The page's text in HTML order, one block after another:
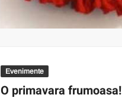
Evenimente
O primavara frumoasa!